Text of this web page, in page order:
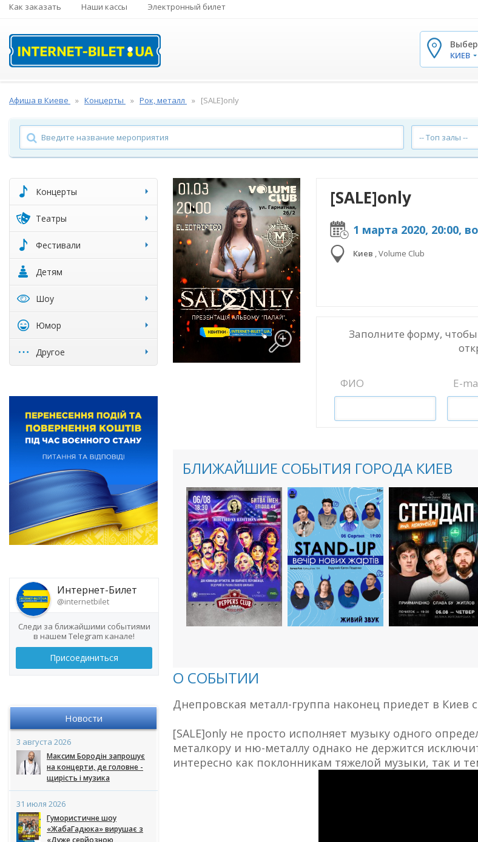
Как заказать Наши кассы Электронный билет
КИЕВ
Афиша в Киеве Концерты Рок, металл [SALE]only
-- Топ залы --
Концерты
Театры
Фестивали
Детям
Шоу
Юмор
Другое
Интернет-Билет
@internetbilet
Следи за ближайшими событиями
в нашем Telegram канале!
Присоединиться
Новости
3 августа 2026
Максим Бородін запрошує
на концерти, де головне -
щирість і музика
31 июля 2026
Гумористичне шоу
«ЖабаГадюка» вирушає з
«Дуже серйозною
[SALE]only
1 марта 2020, 20:00,
Киев ,Volume Club
Заполните форму,
ФИО E-
БЛИЖАЙШИЕ СОБЫТИЯ ГОРОДА КИЕВ
О СОБЫТИИ
Днепровская металл-группа наконец приедет в Киев
[SALE]only не просто исполняет музыку одного
металкору и ню-металлу однако не держится
интересно как поклонникам тяжелой музыки, так и